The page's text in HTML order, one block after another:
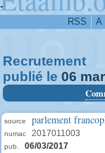
-
RSS A
Recrutement
publié le 06
source parlement
numac 2017011003
pub. 06/03/2017